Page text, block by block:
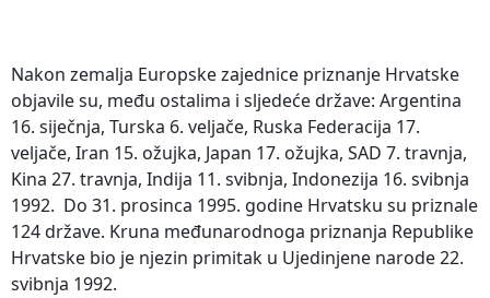
Nakon zemalja Europske zajednice priznanje Hrvatske
objavile su, među ostalima i sljedeće države: Argentina
16. siječnja, Turska 6. veljače, Ruska Federacija 17.
veljače, Iran 15. ožujka, Japan 17. ožujka, SAD 7. travnja,
Kina 27. travnja, Indija 11. svibnja, Indonezija 16. svibnja
1992. Do 31. prosinca 1995. godine Hrvatsku su priznale
124 države. Kruna međunarodnoga priznanja Republike
Hrvatske bio je njezin primitak u Ujedinjene narode 22.
svibnja 1992.